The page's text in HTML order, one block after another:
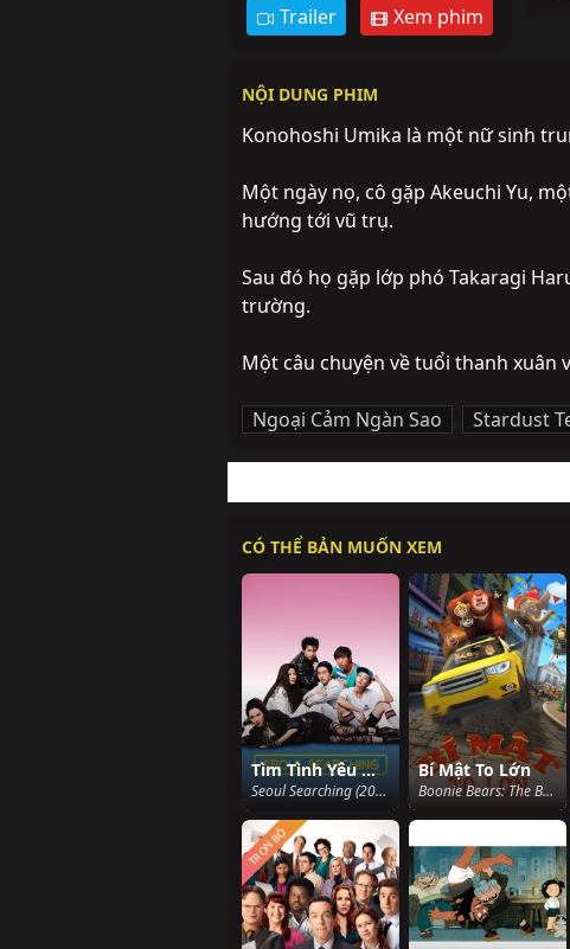
Trailer Xem phim
NỘI DUNG PHIM
Konohoshi Umika là một nữ sinh
Một ngày nọ, cô gặp Akeuchi Yu,
hướng tới vũ trụ.
Sau đó họ gặp lớp phó Takaragi
trường.
Một câu chuyện về tuổi thanh xuân
Ngoại Cảm Ngàn Sao , Stardust
CÓ THỂ BẢN MUỐN XEM
Tìm Tình Yêu Ở Seoul
Seoul Searching (2015)
Bí Mật To Lớn
Boonie Bears: The Big Top Secret (2016)
TRỌN BỘ